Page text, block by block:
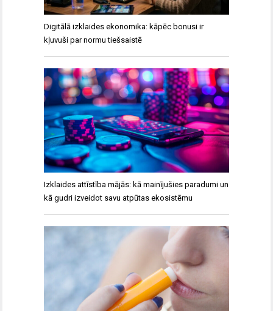
Digitālā izklaides ekonomika: kāpēc bonusi ir
kļuvuši par normu tiešsaistē
Izklaides attīstība mājās: kā mainījušies paradumi un
kā gudri izveidot savu atpūtas ekosistēmu